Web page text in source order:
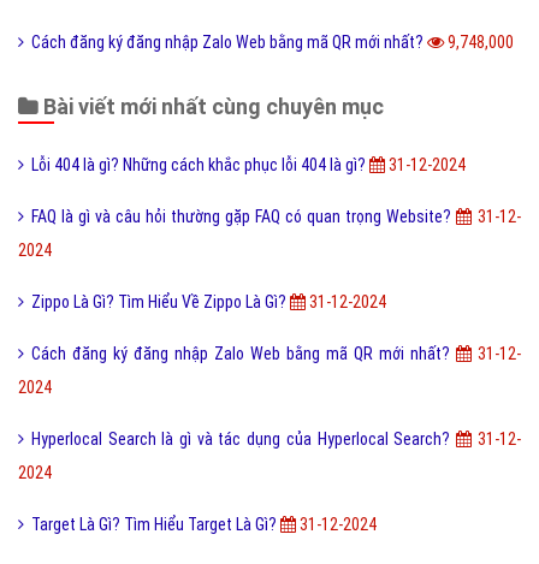
Cách đăng ký đăng nhập Zalo Web bằng mã QR mới nhất? 9,748,000
Bài viết mới nhất cùng chuyên mục
Lỗi 404 là gì? Những cách khắc phục lỗi 404 là gì? 31-12-2024
FAQ là gì và câu hỏi thường gặp FAQ có quan trọng Website?
31-12-
2024
Zippo Là Gì? Tìm Hiểu Về Zippo Là Gì? 31-12-2024
Cách đăng ký đăng nhập Zalo Web bằng mã QR mới nhất?
31-12-
2024
Hyperlocal Search là gì và tác dụng của Hyperlocal Search?
31-12-
2024
Target Là Gì? Tìm Hiểu Target Là Gì? 31-12-2024